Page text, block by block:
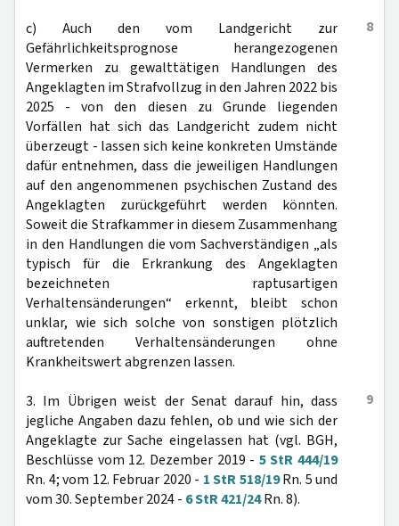
8
c) Auch den vom Landgericht zur
Gefährlichkeitsprognose herangezogenen
Vermerken zu gewalttätigen Handlungen des
Angeklagten im Strafvollzug in den Jahren 2022 bis
2025 - von den diesen zu Grunde liegenden
Vorfällen hat sich das Landgericht zudem nicht
überzeugt - lassen sich keine konkreten Umstände
dafür entnehmen, dass die jeweiligen Handlungen
auf den angenommenen psychischen Zustand des
Angeklagten zurückgeführt werden könnten.
Soweit die Strafkammer in diesem Zusammenhang
in den Handlungen die vom Sachverständigen „als
typisch für die Erkrankung des Angeklagten
bezeichneten raptusartigen
Verhaltensänderungen“ erkennt, bleibt schon
unklar, wie sich solche von sonstigen plötzlich
auftretenden Verhaltensänderungen ohne
Krankheitswert abgrenzen lassen.
9
3. Im Übrigen weist der Senat darauf hin, dass
jegliche Angaben dazu fehlen, ob und wie sich der
Angeklagte zur Sache eingelassen hat (vgl. BGH,
Beschlüsse vom 12. Dezember 2019 - 5 StR 444/19
Rn. 4; vom 12. Februar 2020 - 1 StR 518/19Rn. 5 und
vom 30. September 2024 - 6 StR 421/24Rn. 8).